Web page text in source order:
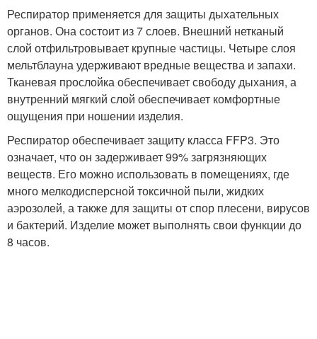
Респиратор применяется для защиты дыхательных
органов. Она состоит из 7 слоев. Внешний нетканый
слой отфильтровывает крупные частицы. Четыре слоя
мельтблауна удерживают вредные вещества и запахи.
Тканевая прослойка обеспечивает свободу дыхания, а
внутренний мягкий слой обеспечивает комфортные
ощущения при ношении изделия.
Респиратор обеспечивает защиту класса FFP3. Это
означает, что он задерживает 99% загрязняющих
веществ. Его можно использовать в помещениях, где
много мелкодисперсной токсичной пыли, жидких
аэрозолей, а также для защиты от спор плесени, вирусов
и бактерий. Изделие может выполнять свои функции до
8 часов.